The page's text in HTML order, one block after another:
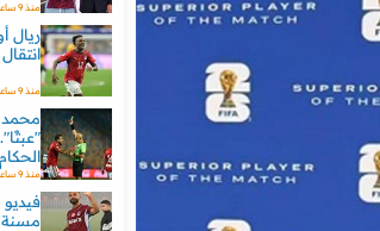
منذ 9 ساعة
ريال
منذ 9 ساعة
محمد
الحكام
منذ 9 ساعة
مسنة